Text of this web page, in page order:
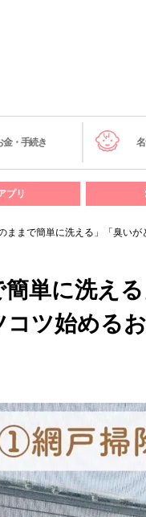
金・手続き
プリ
ままで簡単に洗える」「臭い
単に洗え
ツ始める